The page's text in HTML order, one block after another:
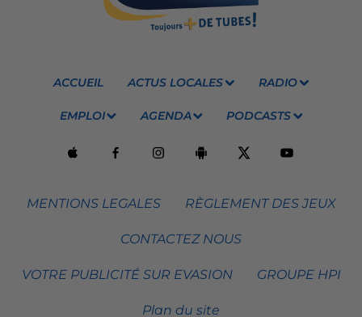
ACCUEIL ACTUS LOCALES RADIO
EMPLOI AGENDA PODCASTS
MENTIONS LEGALES RÈGLEMENT DES JEUX
CONTACTEZ NOUS
VOTRE PUBLICITÉ SUR EVASION GROUPE HPI
Plan du site